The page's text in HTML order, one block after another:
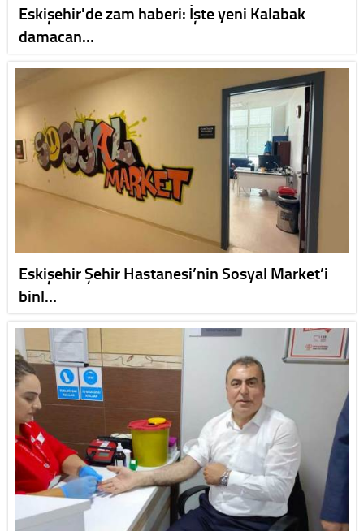
Eskişehir'de zam haberi: İşte yeni Kalabak
damacan…
Eskişehir Şehir Hastanesi’nin Sosyal Market’i
binl…